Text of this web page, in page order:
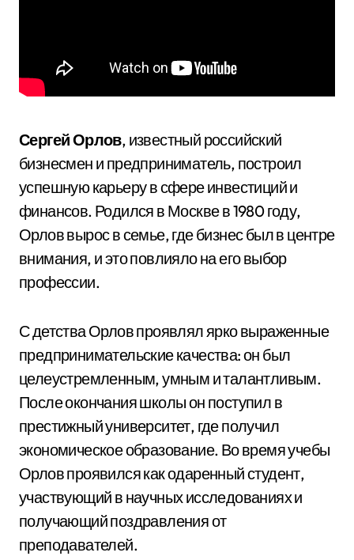
Сергей Орлов, известный российский
бизнесмен и предприниматель, построил
успешную карьеру в сфере инвестиций и
финансов. Родился в Москве в 1980 году,
Орлов вырос в семье, где бизнес был в центре
внимания, и это повлияло на его выбор
профессии.
С детства Орлов проявлял ярко выраженные
предпринимательские качества: он был
целеустремленным, умным и талантливым.
После окончания школы он поступил в
престижный университет, где получил
экономическое образование. Во время учебы
Орлов проявился как одаренный студент,
участвующий в научных исследованиях и
получающий поздравления от
преподавателей.